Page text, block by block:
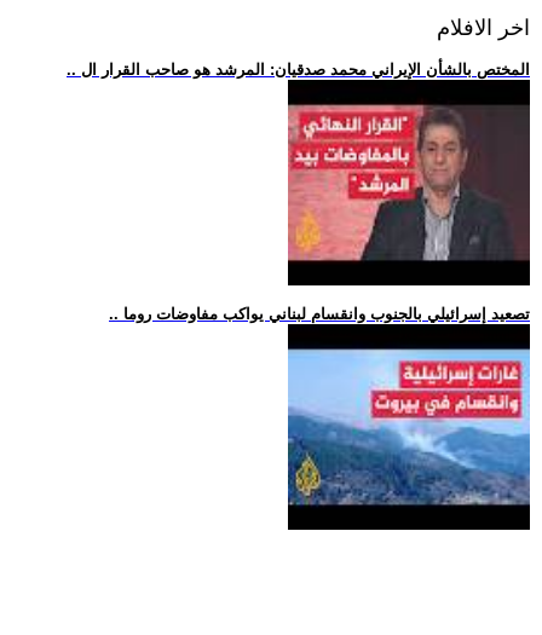
اخر الافلام
.. المختص بالشأن الإيراني محمد صدقيان: المرشد هو صاحب القرار ال
.. تصعيد إسرائيلي بالجنوب وانقسام لبناني يواكب مفاوضات روما